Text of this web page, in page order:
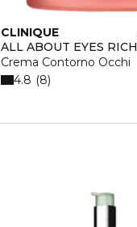
CLINIQUE
ALL ABOUT EYES RICH
Crema Contorno Occhi
4.8 8